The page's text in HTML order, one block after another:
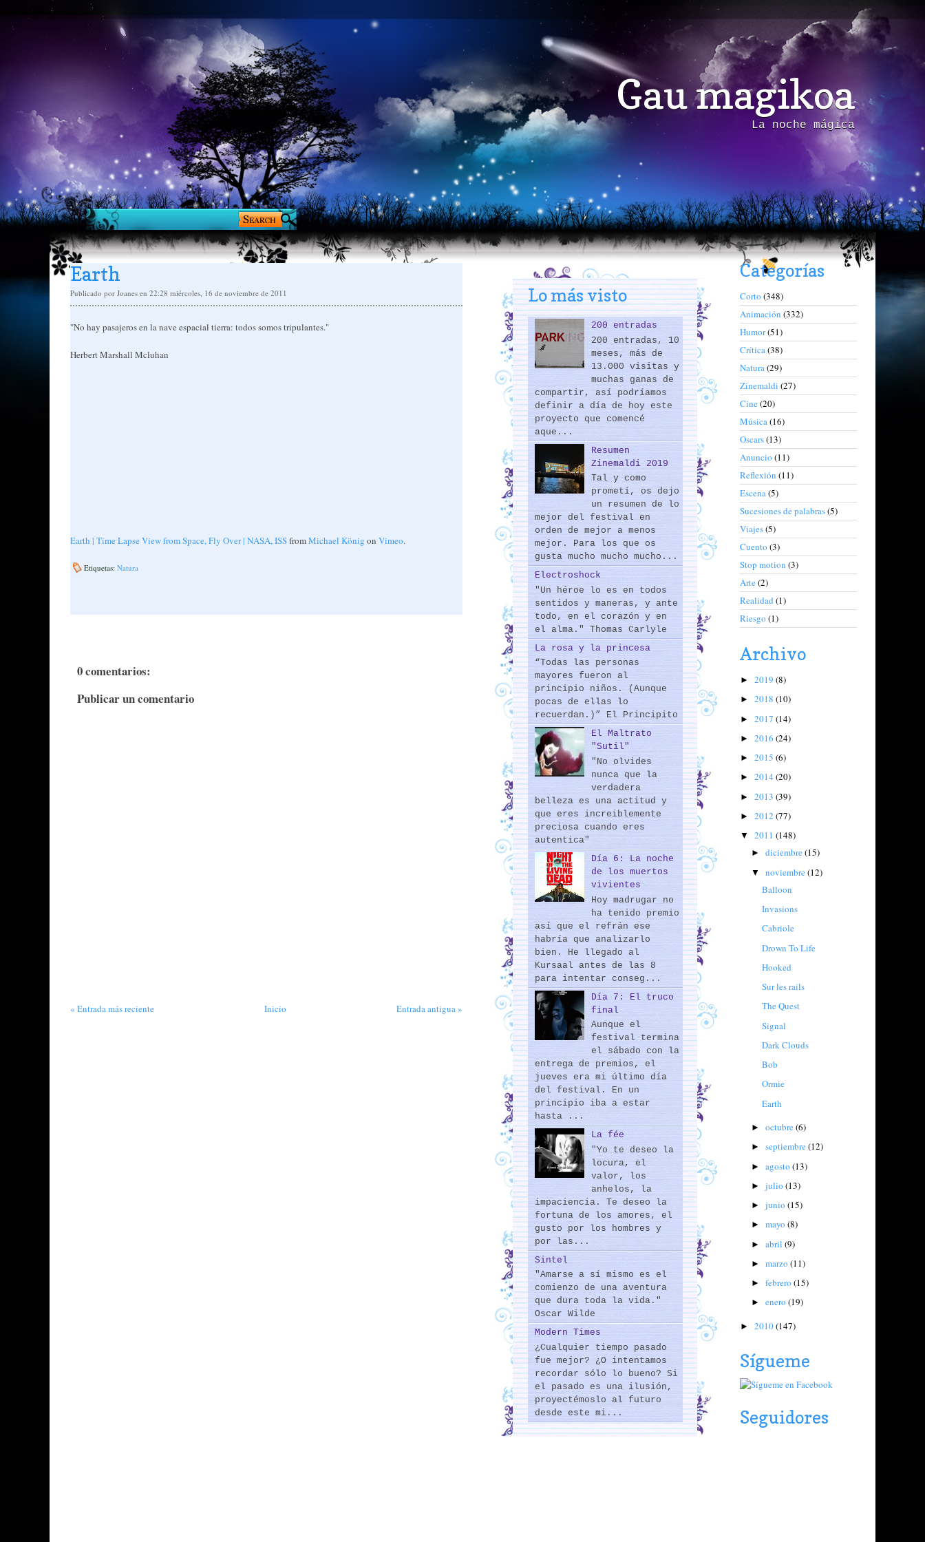
Gau magikoa
La noche mágica
Earth
Publicado por Joanes en 22:28 miércoles, 16 de noviembre de 2011
"No hay pasajeros en la nave espacial tierra: todos somos tripulantes."
Herbert Marshall Mcluhan
Earth | Time Lapse View from Space, Fly Over | NASA, ISSfromMichael König on Vimeo.
Etiquetas: Natura
0 comentarios:
Publicar un comentario
« Entrada más reciente Entrada antigua »
Inicio
Lo más visto
200 entradas
200 entradas, 10
meses, más de
13.000 visitas y
muchas ganas de
compartir, así podríamos
definir a día de hoy este
proyecto que comencé
aque...
Resumen
Zinemaldi 2019
Tal y como
prometí, os dejo
un resumen de lo
mejor del festival en
orden de mejor a menos
mejor. Para los que os
gusta mucho mucho mucho...
Electroshock
"Un héroe lo es en todos
sentidos y maneras, y ante
todo, en el corazón y en
el alma." Thomas Carlyle
La rosa y la princesa
“Todas las personas
mayores fueron al
principio niños. (Aunque
pocas de ellas lo
recuerdan.)” El Principito
El Maltrato
"Sutil"
"No olvides
nunca que la
verdadera
belleza es una actitud y
que eres increiblemente
preciosa cuando eres
autentica"
Día 6: La noche
de los muertos
vivientes
Hoy madrugar no
ha tenido premio
así que el refrán ese
habría que analizarlo
bien. He llegado al
Kursaal antes de las 8
para intentar conseg...
Día 7: El truco
final
Aunque el
festival termina
el sábado con la
entrega de premios, el
jueves era mi último día
del festival. En un
principio iba a estar
hasta ...
La fée
"Yo te deseo la
locura, el
valor, los
anhelos, la
impaciencia. Te deseo la
fortuna de los amores, el
gusto por los hombres y
por las...
Sintel
"Amarse a sí mismo es el
comienzo de una aventura
que dura toda la vida."
Oscar Wilde
Modern Times
¿Cualquier tiempo pasado
fue mejor? ¿O intentamos
recordar sólo lo bueno? Si
el pasado es una ilusión,
proyectémoslo al futuro
desde este mi...
Categorías
Corto (348)
Animación (332)
Humor(51)
Crítica(38)
Natura(29)
Zinemaldi (27)
Cine(20)
Música(16)
Oscars(13)
Anuncio (11)
Reflexión (11)
Escena(5)
Sucesiones de palabras(5)
Viajes(5)
Cuento (3)
Stop motion (3)
Arte(2)
Realidad (1)
Riesgo (1)
Archivo
► 2019 (8)
► 2018 (10)
► 2017 (14)
► 2016 (24)
► 2015 (6)
► 2014 (20)
► 2013 (39)
► 2012 (77)
▼ 2011 (148)
► diciembre(15)
▼ noviembre(12)
Balloon
Invasions
Cabriole
Drown To Life
Hooked
Sur les rails
The Quest
Signal
Dark Clouds
Bob
Ormie
Earth
► octubre(6)
► septiembre(12)
► agosto (13)
► julio (13)
► junio (15)
► mayo (8)
► abril (9)
► marzo (11)
► febrero (15)
► enero (19)
► 2010(147)
Sígueme
Seguidores